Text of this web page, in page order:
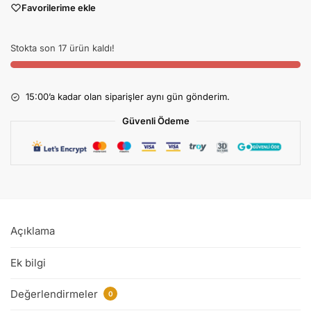
Favorilerime ekle
Stokta son 17 ürün kaldı!
15:00’a kadar olan siparişler aynı gün gönderim.
Güvenli Ödeme
Açıklama
Ek bilgi
Değerlendirmeler 0